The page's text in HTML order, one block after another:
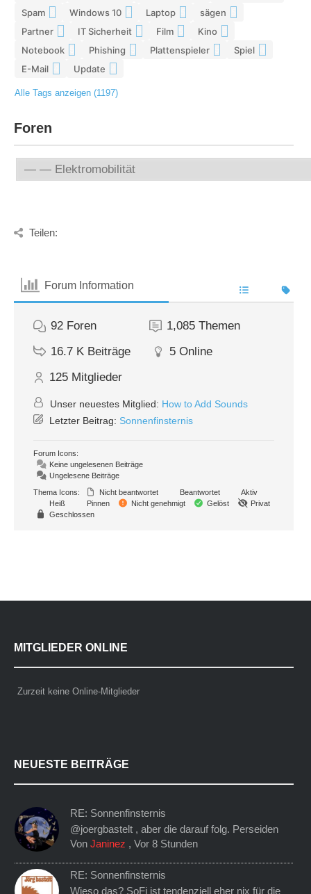
Spam Windows 10 Laptop sägen
Partner IT Sicherheit Film Kino
Notebook Phishing Plattenspieler Spiel
E-Mail Update
Alle Tags anzeigen (1197)
Foren
Teilen:
Forum Information
92 Foren 1,085 Themen
16.7 K Beiträge 5 Online
125 Mitglieder
Unser neuestes Mitglied: How to Add Sounds
Letzter Beitrag: Sonnenfinsternis
Forum Icons:
Keine ungelesenen Beiträge
Ungelesene Beiträge
Thema Icons:
Nicht beantwortet Beantwortet
Aktiv
Heiß
Pinnen Nicht genehmigt Gelöst
Privat
Geschlossen
MITGLIEDER ONLINE
Zurzeit keine Online-Mitglieder
NEUESTE BEITRÄGE
RE: Sonnenfinsternis
@joergbastelt , aber die darauf folg. Perseiden
VonJaninez ,Vor 8 Stunden
RE: Sonnenfinsternis
Wieso das? SoFi ist tendenziell eher nix für die